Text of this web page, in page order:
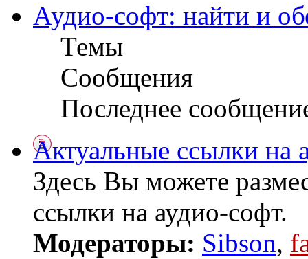
Аудио-софт: найти и
Темы
Сообщения
Последнее
Актуальные ссылки на
Здесь Вы можете
ссылки на аудио-софт.
Модераторы: Sibson,